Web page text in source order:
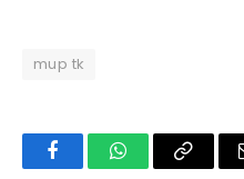
mup tk
FacebookWhatsAppCopy